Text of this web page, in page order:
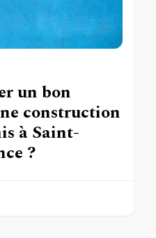
un bon
construction
à Saint-
?